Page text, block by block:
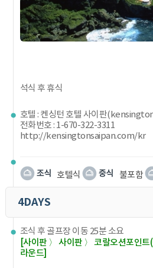
석식 후 휴식
호텔 : 켄싱턴 호텔 사이판
전화번호 : 1-670-322-3311
http://kensingtonsaipan.com/kr
호텔식 불포함
4DAYS
조식 후 골프장 이동 25분 소요
[사이판 〉 사이판 〉 코랄오션포인
라운드]